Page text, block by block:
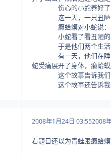
伤心的小蛇养好了身上
这一天，一只丑陋的癞
癞蛤蟆对小蛇说：我
小蛇看了看丑陋的癞蛤
于是他们两个生活在
有一天，他们在睡觉的
蛇受痛展开了身体，癞蛤
这个故事告诉我们：别
这个故事还告诉我们：
2008年1月24日 03:552008
看题目还以为青蛙跟癞蛤